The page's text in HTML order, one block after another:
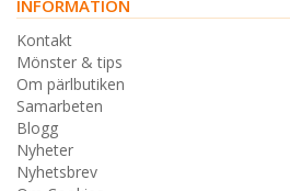
INFORMATION
Kontakt
Mönster & tips
Om pärlbutiken
Samarbeten
Blogg
Nyheter
Nyhetsbrev